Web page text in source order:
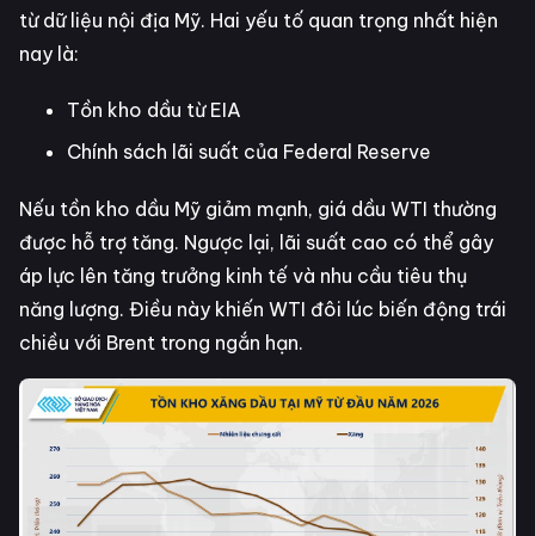
từ dữ liệu nội địa Mỹ. Hai yếu tố quan trọng nhất hiện
nay là:
Tồn kho dầu từ EIA
Chính sách lãi suất của Federal Reserve
Nếu tồn kho dầu Mỹ giảm mạnh, giá dầu WTI thường
được hỗ trợ tăng. Ngược lại, lãi suất cao có thể gây
áp lực lên tăng trưởng kinh tế và nhu cầu tiêu thụ
năng lượng. Điều này khiến WTI đôi lúc biến động trái
chiều với Brent trong ngắn hạn.